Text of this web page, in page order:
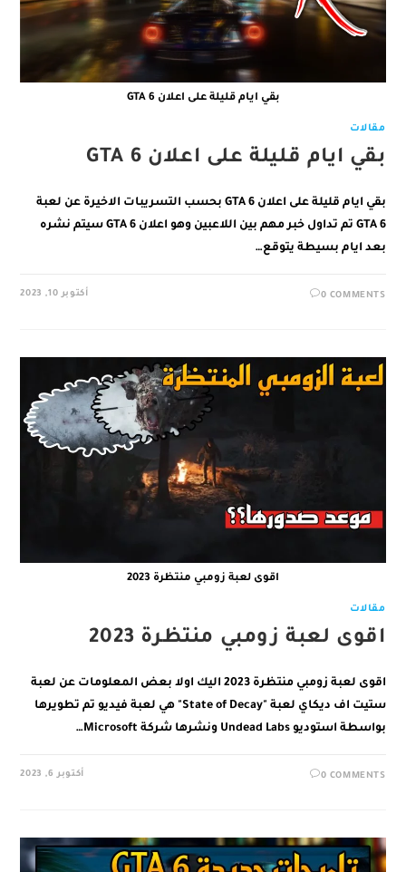
بقي ايام قليلة على اعلان GTA 6
مقالات
بقي ايام قليلة على اعلان GTA 6
بقي ايام قليلة على اعلان GTA 6 بحسب التسريبات الاخيرة عن لعبة
GTA 6 تم تداول خبر مهم بين اللاعبين وهو اعلان GTA 6 سيتم نشره
بعد ايام بسيطة يتوقع…
0 COMMENTS أكتوبر 10, 2023
اقوى لعبة زومبي منتظرة 2023
مقالات
اقوى لعبة زومبي منتظرة 2023
اقوى لعبة زومبي منتظرة 2023 اليك اولا بعض المعلومات عن لعبة
ستيت اف ديكاي لعبة "State of Decay" هي لعبة فيديو تم تطويرها
بواسطة استوديو Undead Labs ونشرها شركة Microsoft…
0 COMMENTS أكتوبر 6, 2023